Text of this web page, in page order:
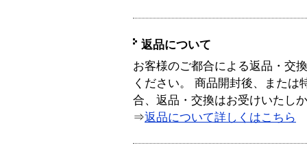
返品について
お客様のご都合による返品・交
ください。 商品開封後、または
合、返品・交換はお受けいたし
⇒返品について詳しくはこちら